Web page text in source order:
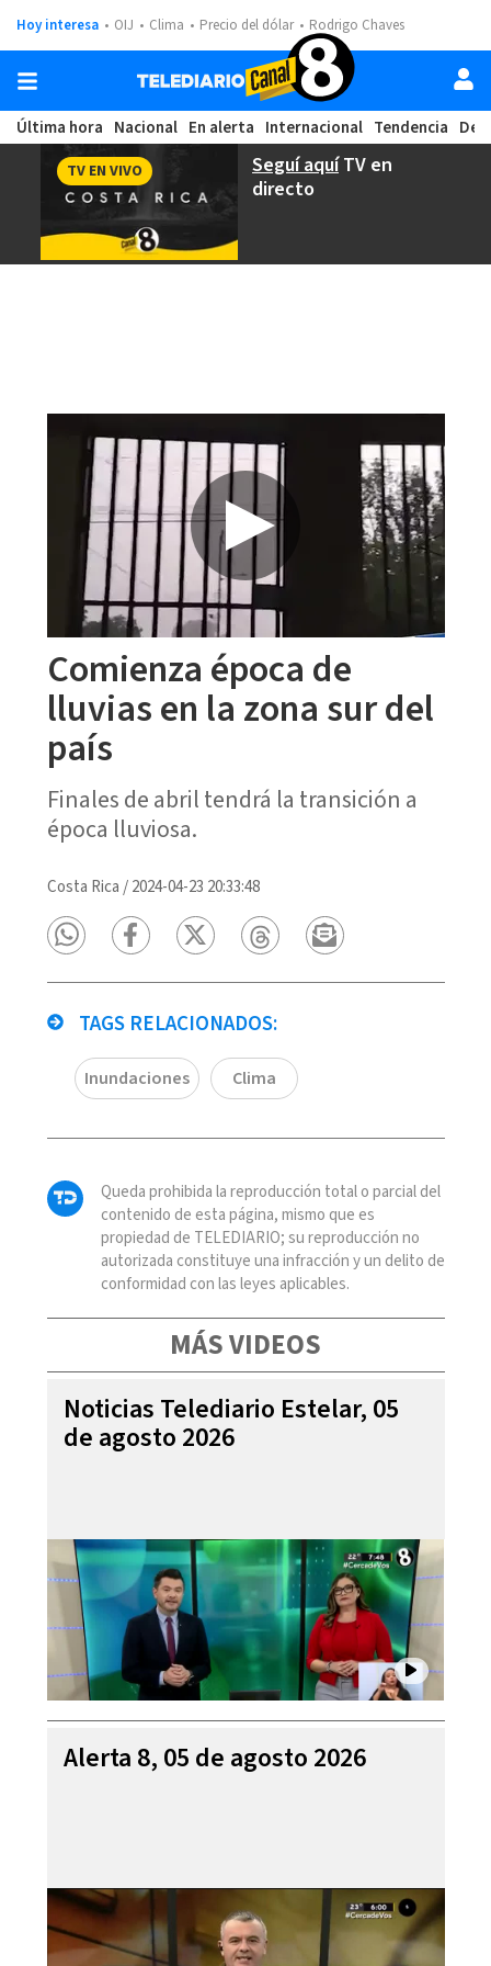
Hoy interesa OIJ Clima Precio del dólar Rodrigo Chaves
Última hora Nacional En alerta Internacional Tendencia
Seguí aquíTV en
directo
TV EN VIVO
Comienza época de
lluvias en la zona sur del
país
Finales de abril tendrá la transición a
época lluviosa.
Costa Rica /2024-04-23 20:33:48
TAGS RELACIONADOS:
Inundaciones Clima
Queda prohibida la reproducción total o parcial del
contenido de esta página, mismo que es
propiedad de TELEDIARIO; su reproducción no
autorizada constituye una infracción y un delito de
conformidad con las leyes aplicables.
MÁS VIDEOS
Noticias Telediario Estelar, 05
de agosto 2026
Alerta 8, 05 de agosto 2026